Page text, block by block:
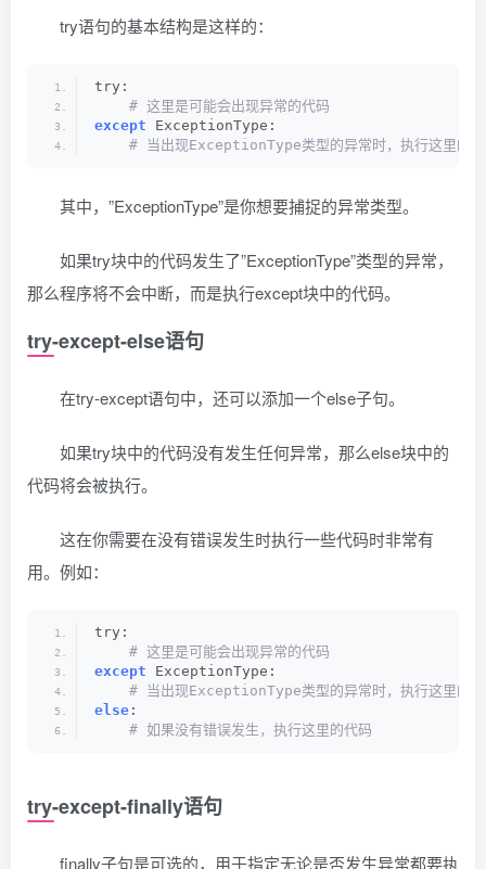
try语句的基本结构是这样的：
try:
# 这里是可能会出现异常的代码
except ExceptionType:
# 当出现ExceptionType类型的异常时，执行这里的
其中，”ExceptionType”是你想要捕捉的异常类型。
如果try块中的代码发生了”ExceptionType”类型的异常，
那么程序将不会中断，而是执行except块中的代码。
try-except-else语句
在try-except语句中，还可以添加一个else子句。
如果try块中的代码没有发生任何异常，那么else块中的
代码将会被执行。
这在你需要在没有错误发生时执行一些代码时非常有
用。例如：
try:
# 这里是可能会出现异常的代码
except ExceptionType:
# 当出现ExceptionType类型的异常时，执行这里的
else :
# 如果没有错误发生，执行这里的代码
try-except-finally语句
finally子句是可选的，用于指定无论是否发生异常都要执